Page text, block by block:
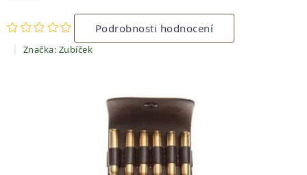
Průměrné
hodnocení
produktu
je
hvězdiček.
Podrobnosti hodnocení
Značka: Zubíček